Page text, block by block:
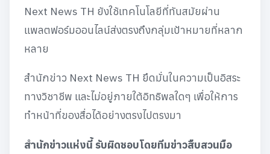
Next News TH ยังใช้เทคโนโลยีที่ทันสมัยผ่าน
แพลตฟอร์มออนไลน์ส่งตรงถึงกลุ่มเป้าหมายที่หลาก
หลาย
สำนักข่าว Next News TH ยึดมั่นในความเป็นอิสระ
ทางวิชาชีพ และไม่อยู่ภายใต้อิทธิพลใดๆ เพื่อให้การ
ทำหน้าที่ของสื่อได้อย่างตรงไปตรงมา
สำนักข่าวแห่งนี้ รับผิดชอบโดยทีมข่าวสืบสวนมือ